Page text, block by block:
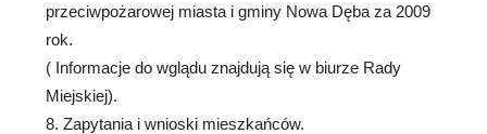
przeciwpożarowej miasta i gminy Nowa Dęba za 2009
rok.
( Informacje do wglądu znajdują się w biurze Rady
Miejskiej).
8. Zapytania i wnioski mieszkańców.